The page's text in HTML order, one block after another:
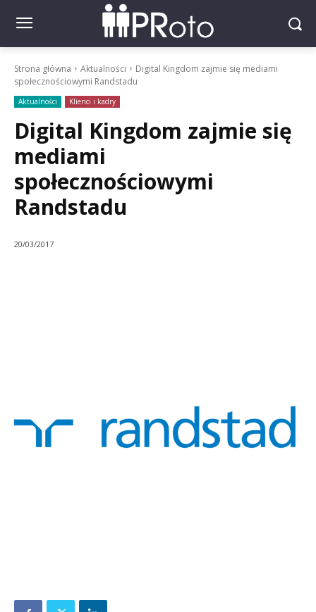
Strona główna Aktualności
Digital Kingdom zajmie się mediami
społecznościowymi Randstadu
Aktualności Klienci i kadry
Digital Kingdom zajmie się
mediami
społecznościowymi
Randstadu
20/03/2017